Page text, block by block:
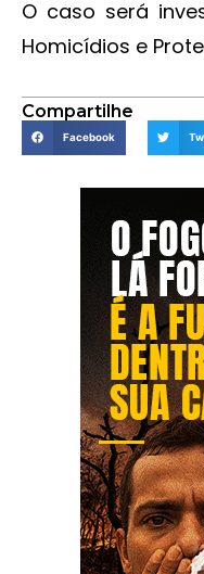
O caso será
Homicídios e
Compartilhe
Facebook